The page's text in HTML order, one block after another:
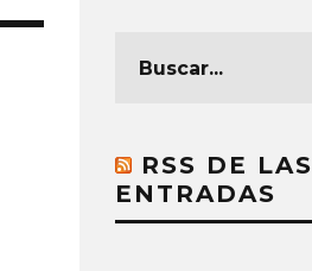
RSS DE LAS
ENTRADAS